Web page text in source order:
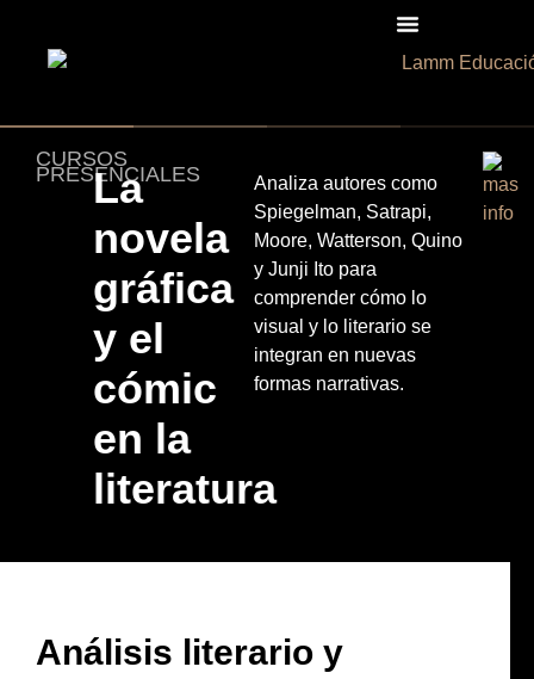
CURSOS
PRESENCIALES
La
novela
gráfica
y el
cómic
en la
literatura
Analiza autores como
Spiegelman, Satrapi,
Moore, Watterson, Quino
y Junji Ito para
comprender cómo lo
visual y lo literario se
integran en nuevas
formas narrativas.
Análisis literario y